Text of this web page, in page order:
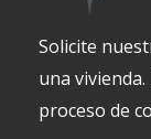
Solicite
una
proceso de